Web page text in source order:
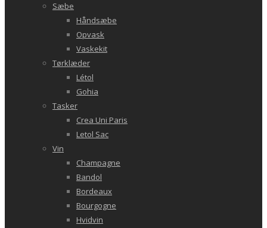
Sæbe
Håndsæbe
Opvask
Vaskekit
Tørklæder
Létol
Gohia
Tasker
Crea Uni Paris
Letol Sac
Vin
Champagne
Bandol
Bordeaux
Bourgogne
Hvidvin